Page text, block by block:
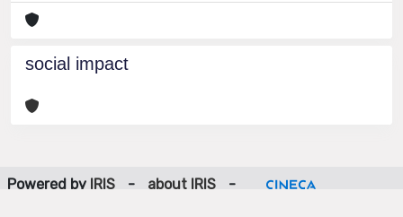
social impact
Powered by IRIS - about IRIS
-